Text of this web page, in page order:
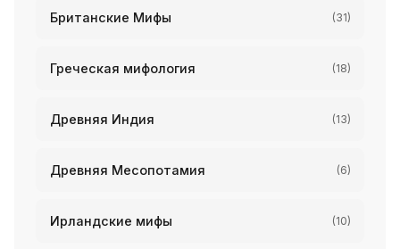
Британские Мифы (31)
Греческая мифология (18)
Древняя Индия (13)
Древняя Месопотамия (6)
Ирландские мифы (10)